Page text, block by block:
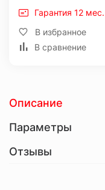
Гарантия 12 мес.
В избранное
В сравнение
Описание
Параметры
Отзывы